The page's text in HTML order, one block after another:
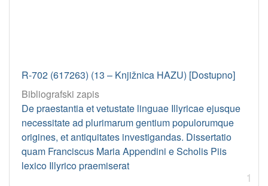
R-702 (617263) (13 – Knjižnica HAZU) [Dostupno]
Bibliografski zapis
De praestantia et vetustate linguae Illyricae ejusque
necessitate ad plurimarum gentium populorumque
origines, et antiquitates investigandas. Dissertatio
quam Franciscus Maria Appendini e Scholis Piis
lexico Illyrico praemiserat
1